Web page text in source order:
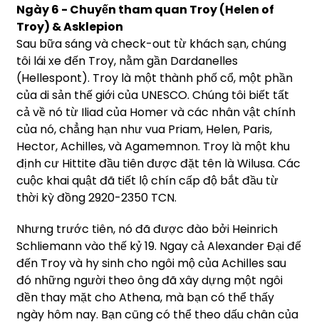
Ngày 6 - Chuyến tham quan Troy (Helen of
Troy) & Asklepion
Sau bữa sáng và check-out từ khách sạn, chúng
tôi lái xe đến Troy, nằm gần Dardanelles
(Hellespont). Troy là một thành phố cổ, một phần
của di sản thế giới của UNESCO. Chúng tôi biết tất
cả về nó từ Iliad của Homer và các nhân vật chính
của nó, chẳng hạn như vua Priam, Helen, Paris,
Hector, Achilles, và Agamemnon. Troy là một khu
định cư Hittite đầu tiên được đặt tên là Wilusa. Các
cuộc khai quật đã tiết lộ chín cấp độ bắt đầu từ
thời kỳ đồng 2920-2350 TCN.
Nhưng trước tiên, nó đã được đào bởi Heinrich
Schliemann vào thế kỷ 19. Ngay cả Alexander Đại đế
đến Troy và hy sinh cho ngôi mộ của Achilles sau
đó những người theo ông đã xây dựng một ngôi
đền thay mặt cho Athena, mà bạn có thể thấy
ngày hôm nay. Bạn cũng có thể theo dấu chân của